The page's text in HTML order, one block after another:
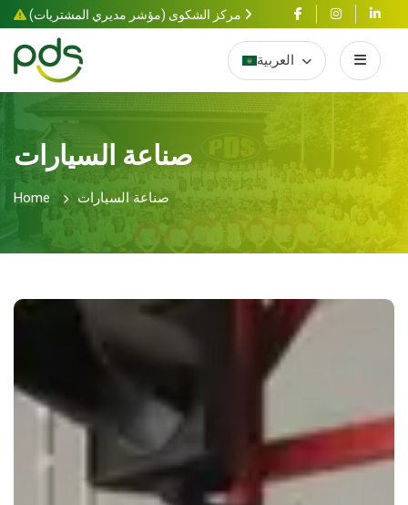
العربية
صناعة السيارات
Home صناعة السيارات